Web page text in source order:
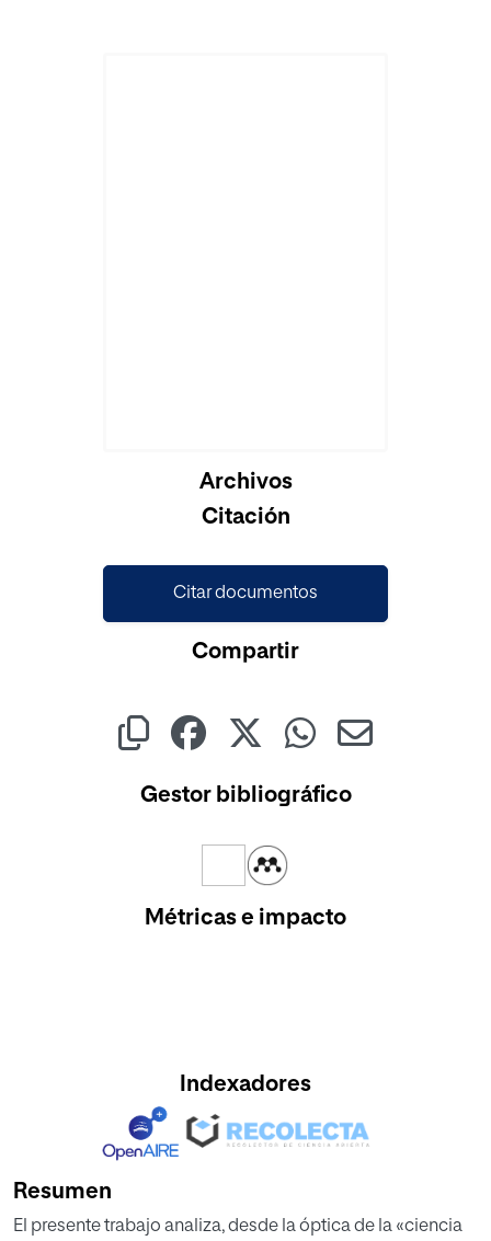
Archivos
Citación
Citar documentos
Compartir
Gestor bibliográfico
Métricas e impacto
Indexadores
Resumen
El presente trabajo analiza, desde la óptica de la «ciencia